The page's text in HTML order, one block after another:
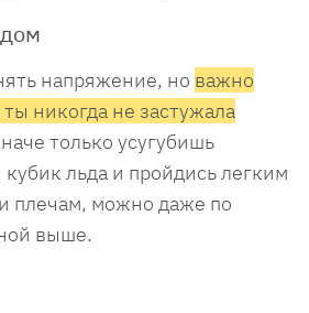
напряжение, но важно
никогда не застужала
только усугубишь
льда и пройдись легким
плечам, можно даже по
выше.